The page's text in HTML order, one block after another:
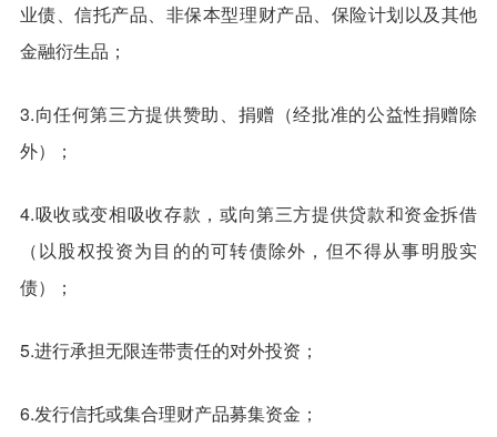
业债、信托产品、非保本型理财产品、保险计划以及其他
金融衍生品；
3.向任何第三方提供赞助、捐赠（经批准的公益性捐赠除
外）；
4.吸收或变相吸收存款，或向第三方提供贷款和资金拆借
（以股权投资为目的的可转债除外，但不得从事明股实
债）；
5.进行承担无限连带责任的对外投资；
6.发行信托或集合理财产品募集资金；